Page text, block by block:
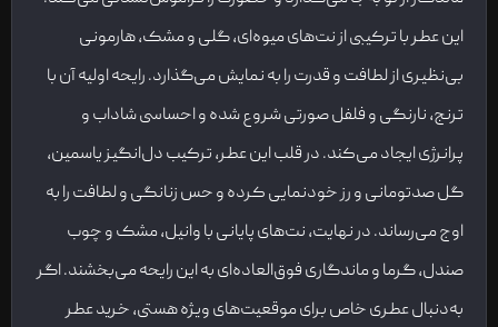
این عطر با ترکیبی از نت‌های میوه‌ای، گلی و مشک، هارمونی
بی‌نظیری از لطافت و قدرت را به نمایش می‌گذارد. رایحه اولیه آن با
ترنج، نارنگی و فلفل صورتی شروع شده و احساسی شاداب و
پرانرژی ایجاد می‌کند. در قلب این عطر، ترکیب دل‌انگیز یاسمین،
گل صدتومانی و رز خودنمایی کرده و حس زنانگی و لطافت را به
اوج می‌رساند. در نهایت، نت‌های پایانی با وانیل، مشک و چوب
صندل، گرما و ماندگاری فوق‌العاده‌ای به این رایحه می‌بخشند. اگر
به‌دنبال عطری خاص برای موقعیت‌های ویژه هستی، خرید عطر